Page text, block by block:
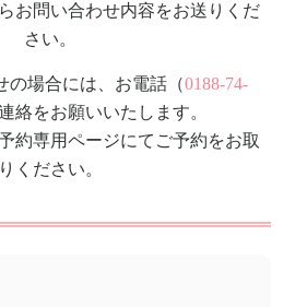
お問い合わせ内容をお送りくだ
さい。
の場合には、お電話（0188-74-
絡をお願いいたします。
約専用ページにてご予約をお取
りください。